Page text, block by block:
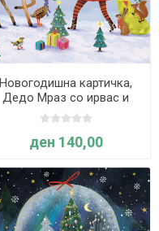
Новогодишна картичка,
Дедо Мраз со ирвас и
патка - Pictura
ден 140,00